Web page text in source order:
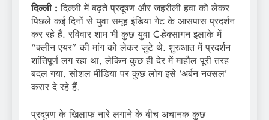
दिल्ली : दिल्ली में बढ़ते प्रदूषण और जहरीली हवा को लेकर
पिछले कई दिनों से युवा समूह इंडिया गेट के आसपास प्रदर्शन
कर रहे हैं. रविवार शाम भी कुछ युवा C-हेक्सागन इलाके में
“क्लीन एयर” की मांग को लेकर जुटे थे. शुरुआत में प्रदर्शन
शांतिपूर्ण लग रहा था, लेकिन कुछ ही देर में माहौल पूरी तरह
बदल गया. सोशल मीडिया पर कुछ लोग इसे ‘अर्बन नक्सल’
करार दे रहे हैं.
प्रदूषण के खिलाफ नारे लगाने के बीच अचानक कुछ